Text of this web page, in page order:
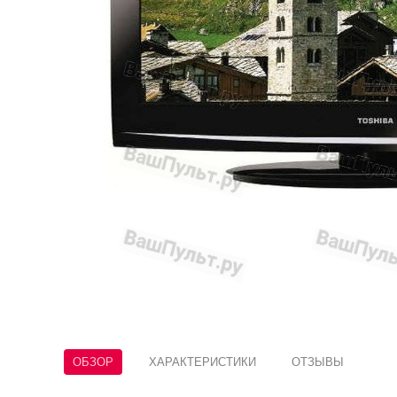
ОБЗОР ХАРАКТЕРИСТИКИ ОТЗЫВЫ